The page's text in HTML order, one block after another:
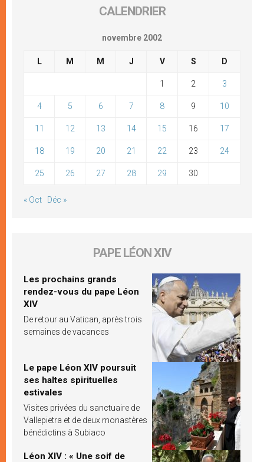
CALENDRIER
novembre 2002
L M M J V S D
1 2 3
4 5 6 7 8 9 10
11 12 13 14 15 16 17
18 19 20 21 22 23 24
25 26 27 28 29 30
« Oct Déc »
PAPE LÉON XIV
Les prochains grands
rendez-vous du pape Léon
XIV
De retour au Vatican, après trois
semaines de vacances
Le pape Léon XIV poursuit
ses haltes spirituelles
estivales
Visites privées du sanctuaire de
Vallepietra et de deux monastères
bénédictins à Subiaco
Léon XIV : « Une soif de